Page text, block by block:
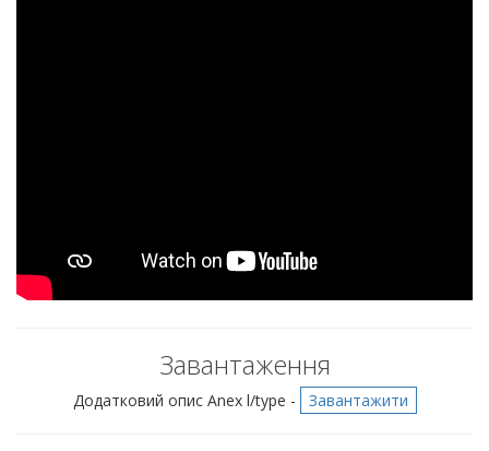
Завантаження
Додатковий опис Anex l/type - Завантажити